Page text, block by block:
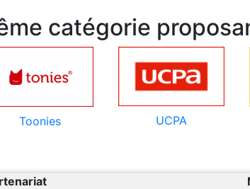
catégorie
Toonies UCPA